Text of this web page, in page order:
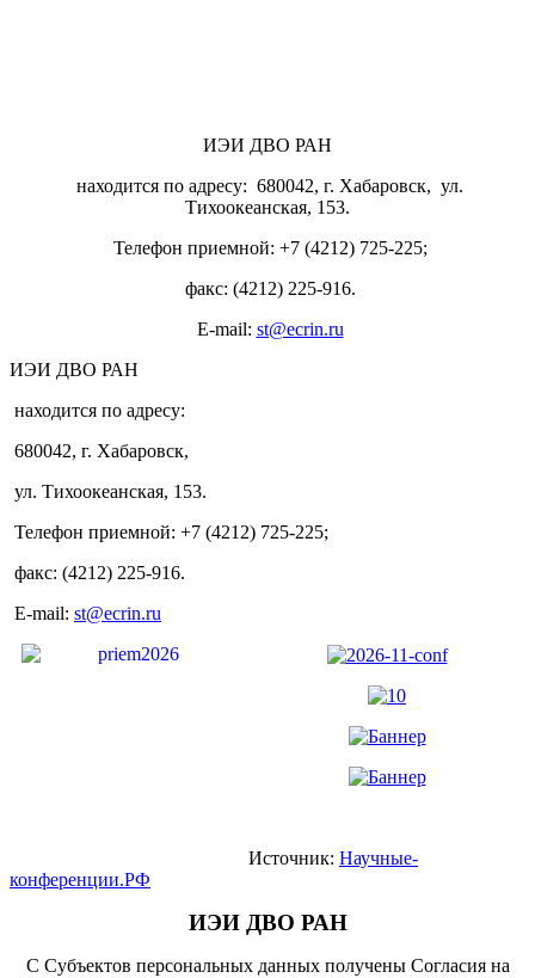
ИЭИ ДВО РАН
находится по адресу: 680042, г. Хабаровск, ул.
Тихоокеанская, 153.
Телефон приемной: +7 (4212) 725-225;
факс: (4212) 225-916.
E-mail: st@ecrin.ru
ИЭИ ДВО РАН
находится по адресу:
680042, г. Хабаровск,
ул. Тихоокеанская, 153.
Телефон приемной: +7 (4212) 725-225;
факс: (4212) 225-916.
E-mail: st@ecrin.ru
Источник: Научные-
конференции.РФ
ИЭИ ДВО РАН
С Субъектов персональных данных получены Согласия на